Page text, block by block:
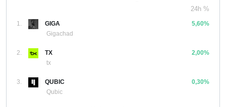
24h %
1.
GIGA
Gigachad
5,60%
2.
TX
tx
2,00%
3.
QUBIC
Qubic
0,30%